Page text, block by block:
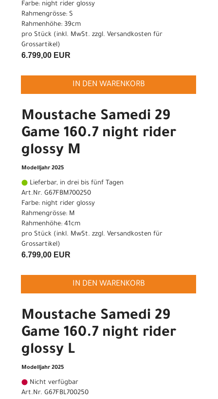
Farbe: night rider glossy
Rahmengrösse: S
Rahmenhöhe: 39cm
pro Stück (inkl. MwSt. zzgl. Versandkosten für
Grossartikel)
6.799,00 EUR
IN DEN WARENKORB
Moustache Samedi 29
Game 160.7 night rider
glossy M
Modelljahr 2025
Lieferbar, in drei bis fünf Tagen
Art.Nr. G67FBM700250
Farbe: night rider glossy
Rahmengrösse: M
Rahmenhöhe: 41cm
pro Stück (inkl. MwSt. zzgl. Versandkosten für
Grossartikel)
6.799,00 EUR
IN DEN WARENKORB
Moustache Samedi 29
Game 160.7 night rider
glossy L
Modelljahr 2025
Nicht verfügbar
Art.Nr. G67FBL700250